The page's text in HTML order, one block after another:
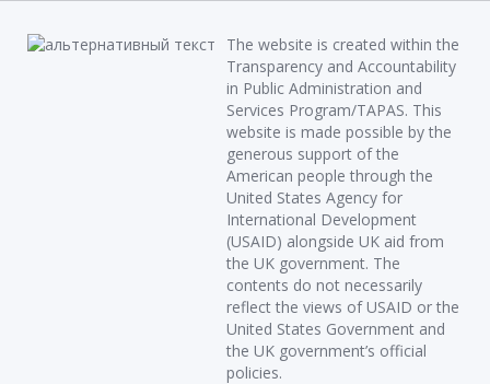
The website is created within the
Transparency and Accountability
in Public Administration and
Services Program/TAPAS. This
website is made possible by the
generous support of the
American people through the
United States Agency for
International Development
(USAID) alongside UK aid from
the UK government. The
contents do not necessarily
reflect the views of USAID or the
United States Government and
the UK government’s official
policies.